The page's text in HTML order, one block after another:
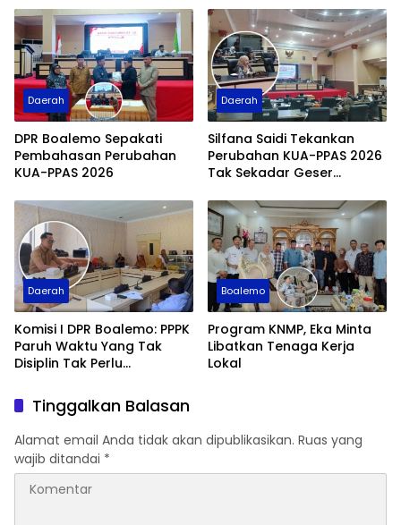
Miliar
Perjuangan
Daerah
DPR Boalemo Sepakati
Pembahasan Perubahan
KUA-PPAS 2026
Daerah
Silfana Saidi Tekankan
Perubahan KUA-PPAS 2026
Tak Sekadar Geser
Daerah
Komisi I DPR Boalemo: PPPK
Paruh Waktu Yang Tak
Disiplin Tak Perlu
Boalemo
Program KNMP, Eka Minta
Libatkan Tenaga Kerja
Lokal
Tinggalkan Balasan
Alamat email Anda tidak akan dipublikasikan. Ruas yang
wajib ditandai *